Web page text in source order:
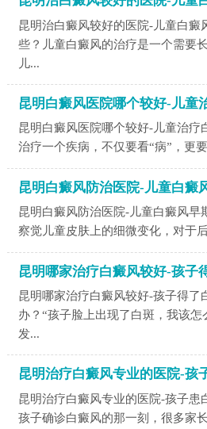
昆明治白癜风较好的医院-儿童白癜
些？儿童白癜风的治疗是一个需要
儿...
昆明白癜风医院哪个较好-儿童
昆明白癜风医院哪个较好-儿童治疗
治疗一个疾病，不仅要看“病”，更
昆明白癜风防治医院-儿童白癜
昆明白癜风防治医院-儿童白癜风早
察觉儿童皮肤上的细微变化，对于
昆明哪家治疗白癜风较好-孩子
昆明哪家治疗白癜风较好-孩子得了
办？“孩子脸上出现了白斑，我该怎
发...
昆明治疗白癜风专业的医院-孩
昆明治疗白癜风专业的医院-孩子患
孩子确诊白癜风的那一刻，很多家